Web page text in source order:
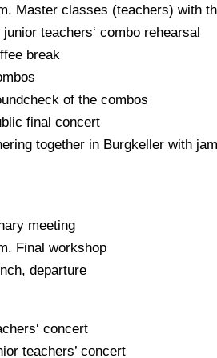
Master classes (teachers) with
teachers‘ combo rehearsal
break
of the combos
final concert
together in Burgkeller with jam
meeting
Final workshop
departure
concert
teachers’ concert